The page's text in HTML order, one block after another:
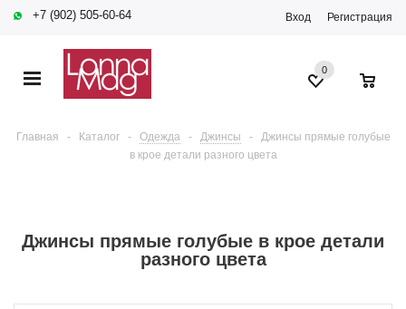
+7 (902) 505-60-64 Вход Регистрация
0
Главная - Каталог - Одежда - Джинсы -
Джинсы прямые голубые
в крое детали разного цвета
Джинсы прямые голубые в крое детали
разного цвета